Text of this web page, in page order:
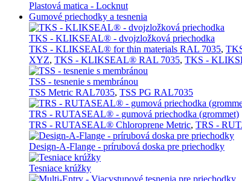
Plastová matica - Locknut
Gumové priechodky a tesnenia
TKS - KLIKSEAL® - dvojzložková priechodka
TKS - KLIKSEAL® for thin materials RAL 7035,
XYZ, TKS - KLIKSEAL® RAL 7035, TKS -
TSS - tesnenie s membránou
TSS Metric RAL7035, TSS PG RAL7035
TRS - RUTASEAL® - gumová priechodka (grommet)
TRS - RUTASEAL® Chloroprene Metric, TRS -
Design-A-Flange - prírubová doska pre priechodky
Tesniace krúžky